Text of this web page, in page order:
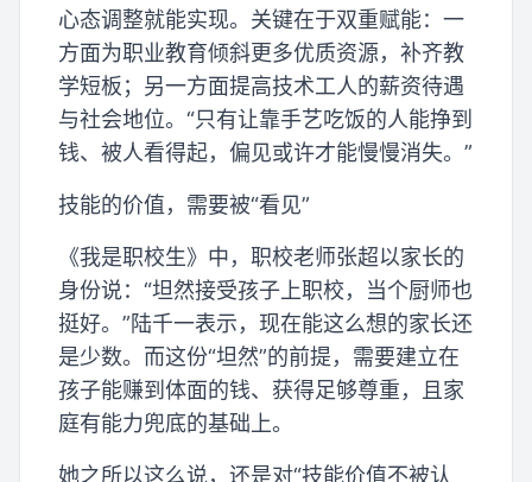
心态调整就能实现。关键在于双重赋能：一
方面为职业教育倾斜更多优质资源，补齐教
学短板；另一方面提高技术工人的薪资待遇
与社会地位。“只有让靠手艺吃饭的人能挣到
钱、被人看得起，偏见或许才能慢慢消失。”
技能的价值，需要被“看见”
《我是职校生》中，职校老师张超以家长的
身份说：“坦然接受孩子上职校，当个厨师也
挺好。”陆千一表示，现在能这么想的家长还
是少数。而这份“坦然”的前提，需要建立在
孩子能赚到体面的钱、获得足够尊重，且家
庭有能力兜底的基础上。
她之所以这么说，还是对“技能价值不被认